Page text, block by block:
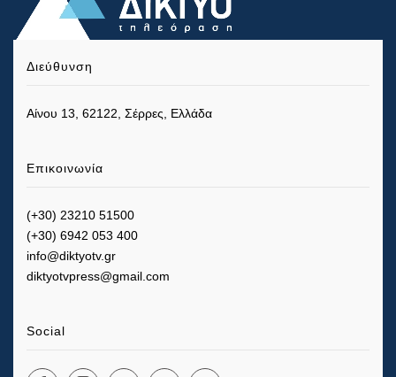
Διεύθυνση
Αίνου 13, 62122, Σέρρες, Ελλάδα
Επικοινωνία
(+30) 23210 51500
(+30) 6942 053 400
info@diktyotv.gr
diktyotvpress@gmail.com
Social